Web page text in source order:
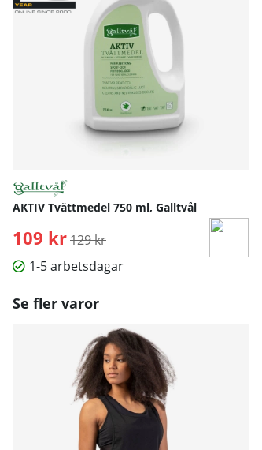
AKTIV Tvättmedel 750 ml, Galltvål
109 kr Ordinarie pris:
129 kr
1-5 arbetsdagar
Se fler varor